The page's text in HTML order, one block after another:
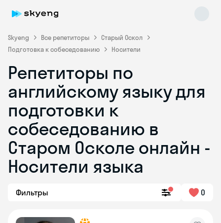
Skyeng Все репетиторы
Старый Оскол
Подготовка к собеседованию
Носители
Репетиторы по
английскому языку для
подготовки к
собеседованию в
Старом Осколе онлайн -
Носители языка
Фильтры 0
Skyeng Chat